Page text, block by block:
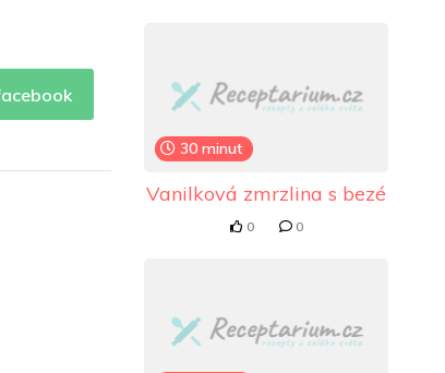
30 minut
Vanilková zmrzlina s bezé
0 0